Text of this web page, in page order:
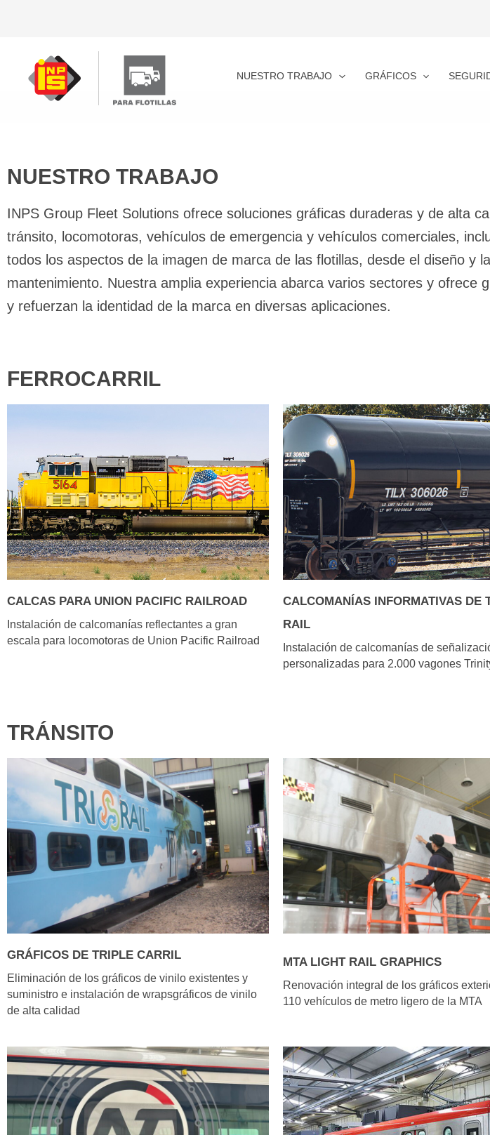
content
NUESTRO TRABAJO GRÁFICOS
NUESTRO TRABAJO
INPS Group Fleet Solutions ofrece soluciones gráficas duraderas y de alta
tránsito, locomotoras, vehículos de emergencia y vehículos comerciales,
todos los aspectos de la imagen de marca de las flotillas, desde el diseño y
mantenimiento. Nuestra amplia experiencia abarca varios sectores y ofrece
y refuerzan la identidad de la marca en diversas aplicaciones.
FERROCARRIL
CALCAS PARA UNION PACIFIC RAILROAD
Instalación de calcomanías reflectantes a gran
escala para locomotoras de Union Pacific Railroad
CALCOMANÍAS INFORMATIVAS DE
RAIL
Instalación de calcomanías de
personalizadas para 2.000 vagones
TRÁNSITO
GRÁFICOS DE TRIPLE CARRIL
Eliminación de los gráficos de vinilo existentes y
suministro e instalación de wrapsgráficos de vinilo
de alta calidad
MTA LIGHT RAIL GRAPHICS
Renovación integral de los gráficos
110 vehículos de metro ligero de la MTA